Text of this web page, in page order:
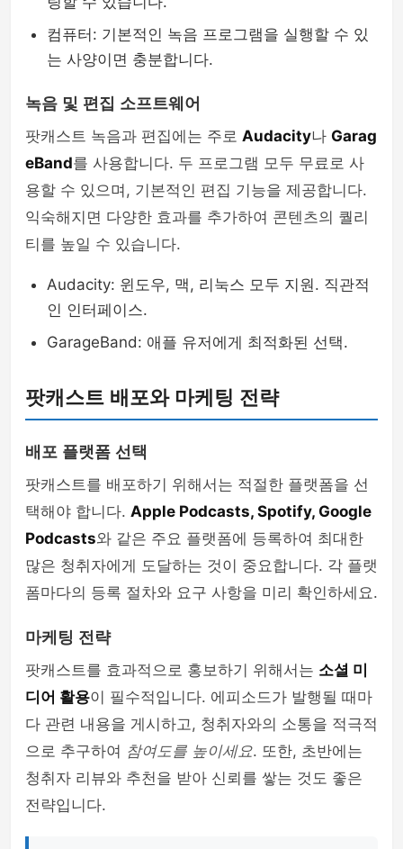
컴퓨터: 기본적인 녹음 프로그램을 실행할 수 있
는 사양이면 충분합니다.
녹음 및 편집 소프트웨어
팟캐스트 녹음과 편집에는 주로 Audacity나 Garag
eBand를 사용합니다. 두 프로그램 모두 무료로 사
용할 수 있으며, 기본적인 편집 기능을 제공합니다.
익숙해지면 다양한 효과를 추가하여 콘텐츠의 퀄리
티를 높일 수 있습니다.
Audacity: 윈도우, 맥, 리눅스 모두 지원. 직관적
인 인터페이스.
GarageBand: 애플 유저에게 최적화된 선택.
팟캐스트 배포와 마케팅 전략
배포 플랫폼 선택
팟캐스트를 배포하기 위해서는 적절한 플랫폼을 선
택해야 합니다. Apple Podcasts, Spotify, Google
Podcasts와 같은 주요 플랫폼에 등록하여 최대한
많은 청취자에게 도달하는 것이 중요합니다. 각 플랫
폼마다의 등록 절차와 요구 사항을 미리 확인하세요.
마케팅 전략
팟캐스트를 효과적으로 홍보하기 위해서는 소셜 미
디어 활용이 필수적입니다. 에피소드가 발행될 때마
다 관련 내용을 게시하고, 청취자와의 소통을 적극적
으로 추구하여 참여도를 높이세요. 또한, 초반에는
청취자 리뷰와 추천을 받아 신뢰를 쌓는 것도 좋은
전략입니다.